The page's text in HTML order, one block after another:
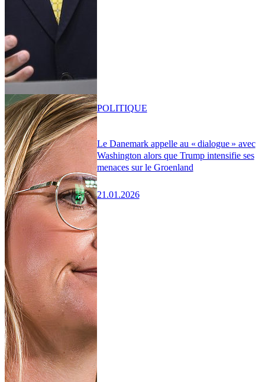
Le Danemark appelle au « dialogue » avec
Washington alors que Trump intensifie ses
menaces sur le Groenland
21.01.2026
POLITIQUE